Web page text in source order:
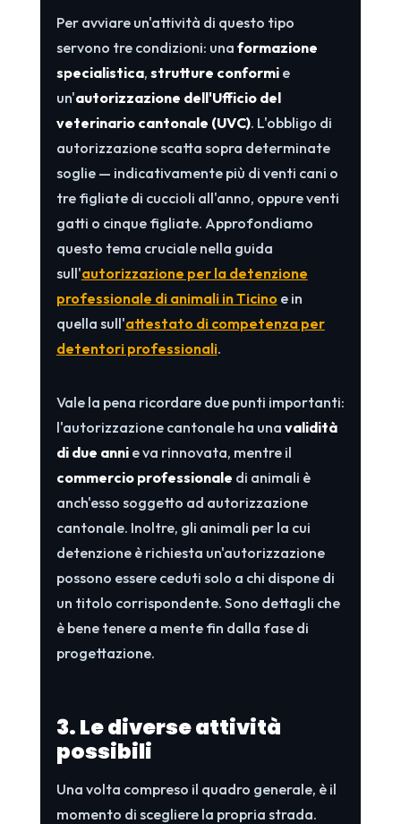
Per avviare un'attività di questo tipo
servono tre condizioni: una formazione
specialistica, strutture conformie
un'autorizzazione dell'Ufficio del
veterinario cantonale (UVC). L'obbligo di
autorizzazione scatta sopra determinate
soglie — indicativamente più di venti cani o
tre figliate di cuccioli all'anno, oppure venti
gatti o cinque figliate. Approfondiamo
questo tema cruciale nella guida
sull'autorizzazione per la detenzione
professionale di animali in Ticino e in
quella sull'attestato di competenza per
detentori professionali.
Vale la pena ricordare due punti importanti:
l'autorizzazione cantonale ha una validità
di due annie va rinnovata, mentre il
commercio professionale di animali è
anch'esso soggetto ad autorizzazione
cantonale. Inoltre, gli animali per la cui
detenzione è richiesta un'autorizzazione
possono essere ceduti solo a chi dispone di
un titolo corrispondente. Sono dettagli che
è bene tenere a mente fin dalla fase di
progettazione.
3. Le diverse attività
possibili
Una volta compreso il quadro generale, è il
momento di scegliere la propria strada.